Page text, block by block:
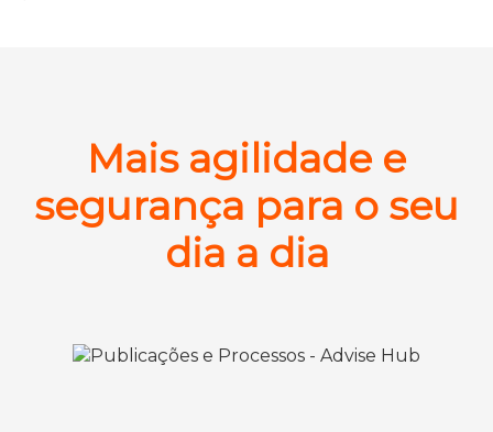
Mais agilidade e
segurança para o seu
dia a dia